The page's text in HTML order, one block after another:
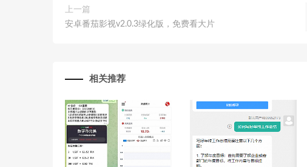
上一篇
安卓番茄影视v2.0.3绿化版，免费看大片
相关推荐